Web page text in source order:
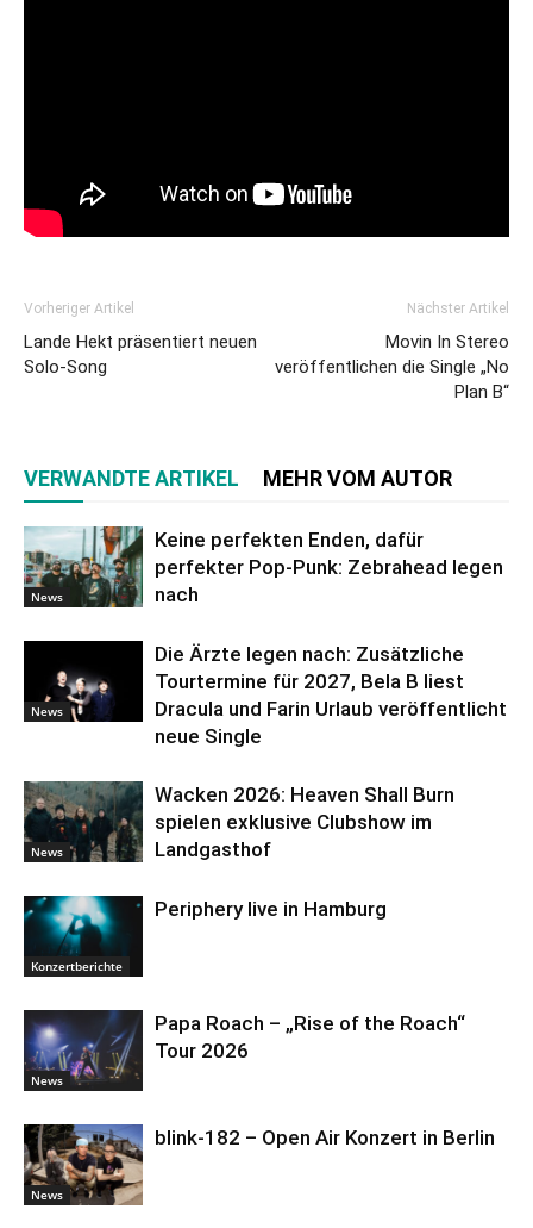
Vorheriger Artikel
Lande Hekt präsentiert neuen
Solo-Song
Nächster Artikel
Movin In Stereo
veröffentlichen die Single „No
Plan B“
VERWANDTE ARTIKEL MEHR VOM AUTOR
News
Keine perfekten Enden, dafür
perfekter Pop-Punk: Zebrahead legen
nach
News
Die Ärzte legen nach: Zusätzliche
Tourtermine für 2027, Bela B liest
Dracula und Farin Urlaub veröffentlicht
neue Single
News
Wacken 2026: Heaven Shall Burn
spielen exklusive Clubshow im
Landgasthof
Konzertberichte
Periphery live in Hamburg
News
Papa Roach – „Rise of the Roach“
Tour 2026
News
blink-182 – Open Air Konzert in Berlin